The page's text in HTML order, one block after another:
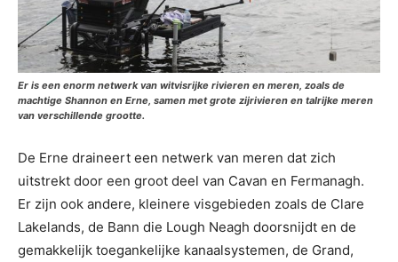
Er is een enorm netwerk van witvisrijke rivieren en meren, zoals de
machtige Shannon en Erne, samen met grote zijrivieren en talrijke meren
van verschillende grootte.
De Erne draineert een netwerk van meren dat zich
uitstrekt door een groot deel van Cavan en Fermanagh.
Er zijn ook andere, kleinere visgebieden zoals de Clare
Lakelands, de Bann die Lough Neagh doorsnijdt en de
gemakkelijk toegankelijke kanaalsystemen, de Grand,